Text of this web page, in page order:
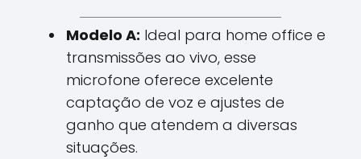
Modelo A: Ideal para home office e
transmissões ao vivo, esse
microfone oferece excelente
captação de voz e ajustes de
ganho que atendem a diversas
situações.